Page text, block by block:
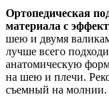
Ортопедическая
материала с
шею и двумя
лучше всего
анатомическую
на шею и плечи.
съемный на молнии.